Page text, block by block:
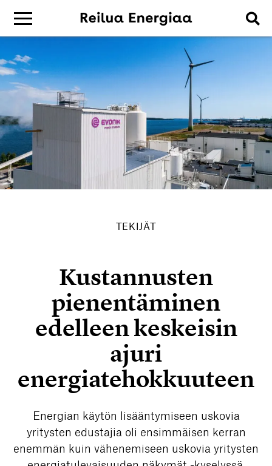
TEKIJÄT
Kustannusten
pienentäminen
edelleen keskeisin
ajuri
energiatehokkuuteen
Energian käytön lisääntymiseen uskovia
yritysten edustajia oli ensimmäisen kerran
enemmän kuin vähenemiseen uskovia yritysten